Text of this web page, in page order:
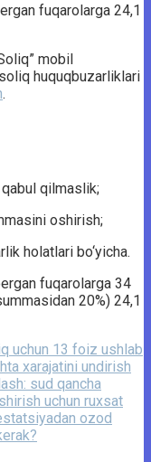
fuqarolarga 24,1
mobil
huquqbuzarliklari
.
qilmaslik;
oshirish;
holatlari bo‘yicha.
fuqarolarga 34
20%) 24,1
uchun 13 foiz ushlab
xarajatini undirish
sud qancha
uchun ruxsat
ozod